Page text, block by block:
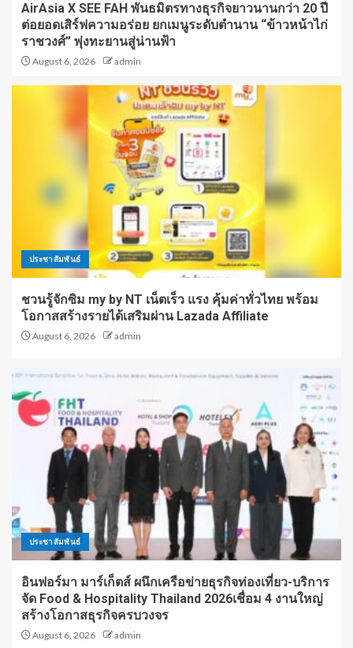
AirAsia X SEE FAH พันธมิตรทางธุรกิจยาวนานกว่า 20 ปี
ต่อยอดเสิร์ฟความอร่อย ยกเมนูระดับตำนาน “ข้าวหน้าไก่
ราชวงศ์” พุ่งทะยานสู่น่านฟ้า
August 6, 2026 admin
ประชาสัมพันธ์
ชวนรู้จักซิม my by NT เน็ตเร็ว แรง คุ้มค่าทั่วไทย พร้อม
โอกาสสร้างรายได้เสริมผ่าน Lazada Affiliate
August 6, 2026 admin
ประชาสัมพันธ์
อินฟอร์มา มาร์เก็ตส์ ผนึกเครือข่ายธุรกิจท่องเที่ยว-บริการ
จัด Food & Hospitality Thailand 2026เชื่อม 4 งานใหญ่
สร้างโอกาสธุรกิจครบวงจร
August 6, 2026 admin